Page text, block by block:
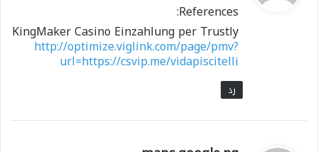
ل
References:
KingMaker Casino Einzahlung per Trustly
http://optimize.viglink.com/page/pmv?
url=https://csvip.me/vidapiscitelli
رد